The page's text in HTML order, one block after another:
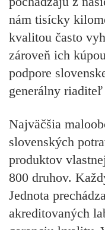
nám tisícky
kvalitou často
zároveň ich
podpore
generálny riaditeľ
Najväčšia
slovenských
produktov
800 druhov.
Jednota
akreditovaných